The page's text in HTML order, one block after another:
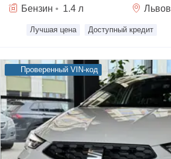
Бензин • 1.4 л Львов
Лучшая цена Доступный кредит
Проверенный VIN-код